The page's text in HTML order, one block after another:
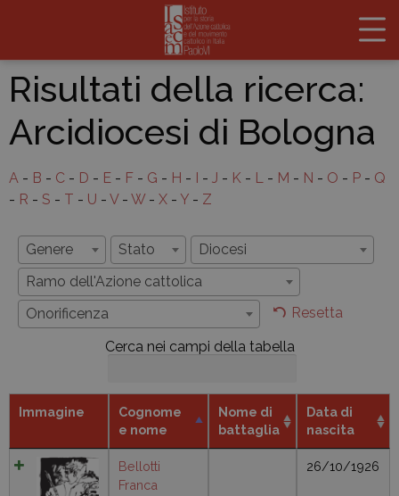
Risultati della ricerca:
Arcidiocesi di Bologna
A - B - C - D - E - F - G - H - - J - K - L - M - N - O - P - Q
- R - S - T - U - V - W - X - Y - Z
Genere Stato
Diocesi
Ramo dell'Azione cattolica
Onorificenza
Resetta
Cerca nei campi della tabella
Immagine
Cognome
e nome
Nome di
battaglia
Data di
nascita
Bellotti
Franca
26/10/1926